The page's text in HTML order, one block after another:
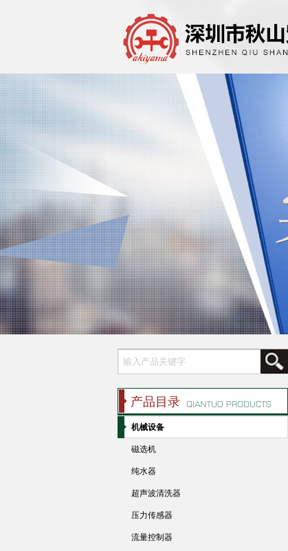
产品目录
机械设备
磁选机
纯水器
超声波清洗器
压力传感器
流量控制器